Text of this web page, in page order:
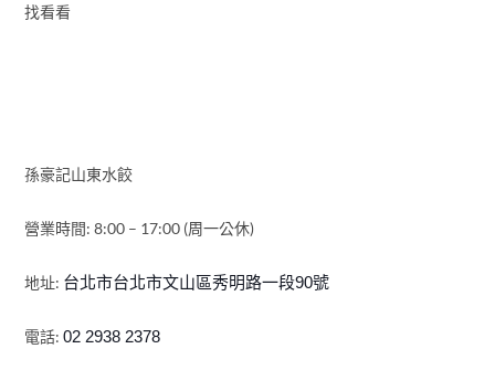
找看看
孫豪記山東水餃
營業時間: 8:00 – 17:00 (周一公休)
地址: 台北市台北市文山區秀明路一段90號
電話: 02 2938 2378